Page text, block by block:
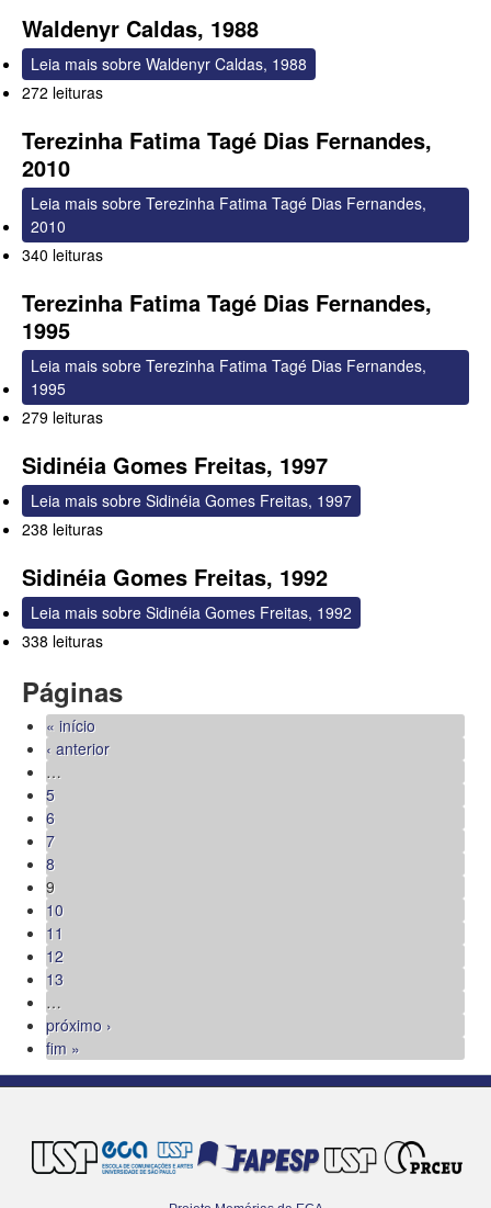
Waldenyr Caldas, 1988
Leia mais sobre Waldenyr Caldas, 1988
272 leituras
Terezinha Fatima Tagé Dias Fernandes,
2010
Leia mais sobre Terezinha Fatima Tagé Dias Fernandes,
2010
340 leituras
Terezinha Fatima Tagé Dias Fernandes,
1995
Leia mais sobre Terezinha Fatima Tagé Dias Fernandes,
1995
279 leituras
Sidinéia Gomes Freitas, 1997
Leia mais sobre Sidinéia Gomes Freitas, 1997
238 leituras
Sidinéia Gomes Freitas, 1992
Leia mais sobre Sidinéia Gomes Freitas, 1992
338 leituras
Páginas
« início
‹ anterior
…
5
6
7
8
9
10
11
12
13
…
próximo ›
fim »